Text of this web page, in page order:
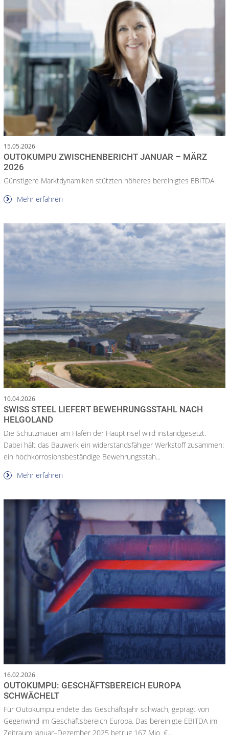
15.05.2026
OUTOKUMPU ZWISCHENBERICHT JANUAR – MÄRZ
2026
Günstigere Marktdynamiken stützten höheres bereinigtes EBITDA
Mehr erfahren
10.04.2026
SWISS STEEL LIEFERT BEWEHRUNGSSTAHL NACH
HELGOLAND
Die Schutzmauer am Hafen der Hauptinsel wird instandgesetzt.
Dabei hält das Bauwerk ein widerstandsfähiger Werkstoff zusammen:
ein hochkorrosionsbeständige Bewehrungsstah...
Mehr erfahren
16.02.2026
OUTOKUMPU: GESCHÄFTSBEREICH EUROPA
SCHWÄCHELT
Für Outokumpu endete das Geschäftsjahr schwach, geprägt von
Gegenwind im Geschäftsbereich Europa. Das bereinigte EBITDA im
Zeitraum Januar–Dezember 2025 betrug 167 Mio. €...